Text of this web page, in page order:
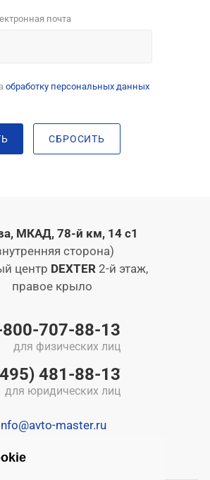
почта
обработку персональных данных
СБРОСИТЬ
МКАД, 78-й км, 14 с1
сторона)
центр DEXTER 2-й этаж,
правое крыло
707-88-13
для физических лиц
481-88-13
для юридических лиц
master.ru